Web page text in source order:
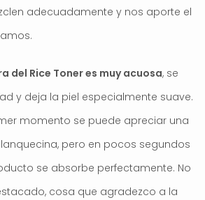
adecuadamente y nos aporte el
del Rice Toner es muy acuosa, se
y deja la piel especialmente suave.
momento se puede apreciar una
pero en pocos segundos
se absorbe perfectamente. No
cosa que agradezco a la